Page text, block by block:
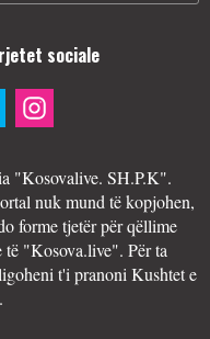
sociale
"Kosovalive. SH.P.K".
nuk mund të kopjohen,
forme tjetër për qëllime
"Kosova.live". Për ta
t'i pranoni Kushtet e